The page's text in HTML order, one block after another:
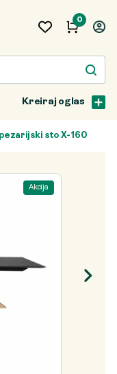
0
Kreiraj oglas
sto X-160
Akcija